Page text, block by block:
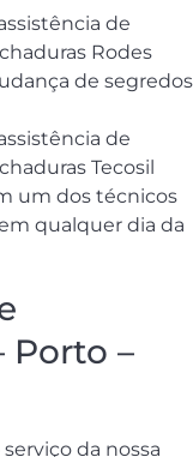
de
Rodes
de segredos
de
Tecosil
um dos técnicos
qualquer dia da
Porto –
da nossa